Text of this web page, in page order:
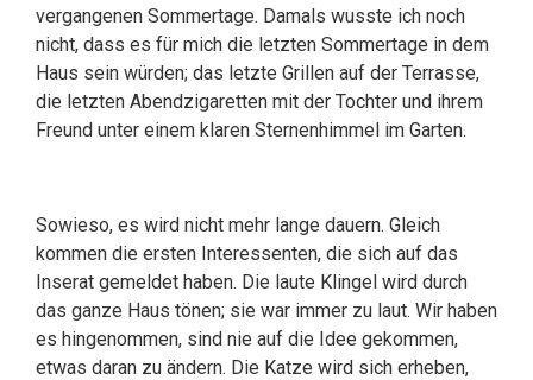
vergangenen Sommertage. Damals wusste ich noch
nicht, dass es für mich die letzten Sommertage in dem
Haus sein würden; das letzte Grillen auf der Terrasse,
die letzten Abendzigaretten mit der Tochter und ihrem
Freund unter einem klaren Sternenhimmel im Garten.
Sowieso, es wird nicht mehr lange dauern. Gleich
kommen die ersten Interessenten, die sich auf das
Inserat gemeldet haben. Die laute Klingel wird durch
das ganze Haus tönen; sie war immer zu laut. Wir haben
es hingenommen, sind nie auf die Idee gekommen,
etwas daran zu ändern. Die Katze wird sich erheben,